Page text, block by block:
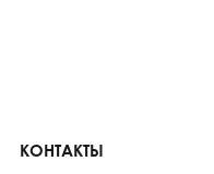
КОНТАКТЫ